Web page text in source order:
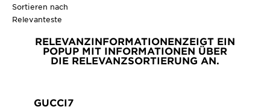
Sortieren nach
Relevanteste
RELEVANZINFORMATIONENZEIGT EIN
POPUP MIT INFORMATIONEN ÜBER
DIE RELEVANZSORTIERUNG AN.
GUCCI7